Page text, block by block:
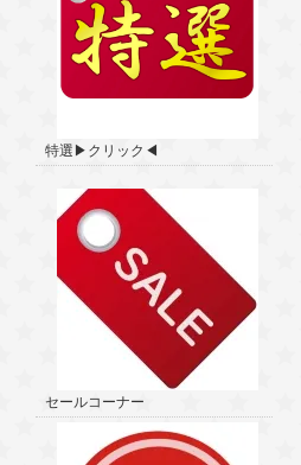
特選▶クリック◀
セールコーナー